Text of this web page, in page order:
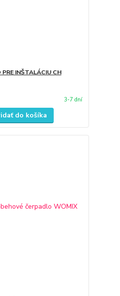
PRE INŠTALÁCIU CH
3-7 dní
do košíka